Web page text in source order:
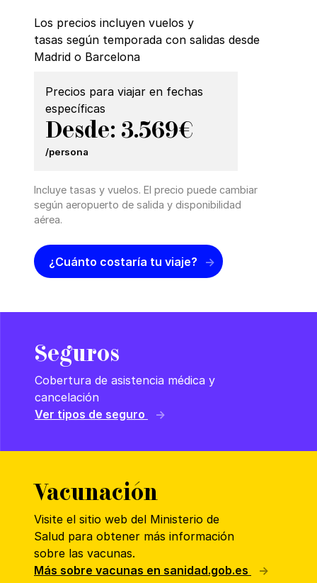
Los precios incluyen vuelos y
tasas según temporada con salidas desde
Madrid o Barcelona
Precios para viajar en fechas
específicas
Desde: 3.569€
/persona
Incluye tasas y vuelos. El precio puede cambiar
según aeropuerto de salida y disponibilidad
aérea.
¿Cuánto costaría tu viaje?
Seguros
Cobertura de asistencia médica y
cancelación
Ver tipos de seguro
Vacunación
Visite el sitio web del Ministerio de
Salud para obtener más información
sobre las vacunas.
Más sobre vacunas en sanidad.gob.es